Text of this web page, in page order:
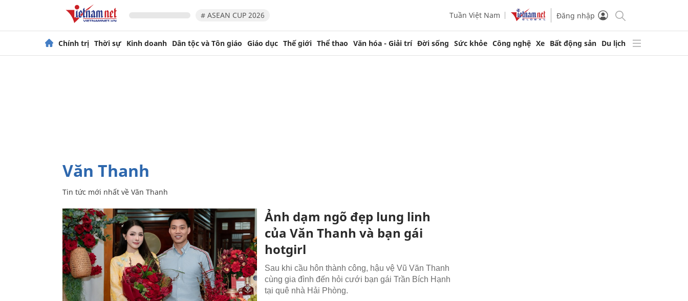
# ASEAN CUP 2026 Tuần Việt Nam Đăng nhập
Chính trị Thời sự Kinh doanh Dân tộc và Tôn giáo Giáo dục Thế giới Thể thao Văn hóa - Giải trí Đời sống Sức khỏe Công nghệ Xe Bất động sản Du lịch
Văn Thanh
Tin tức mới nhất về Văn Thanh
Ảnh dạm ngõ đẹp lung linh
của Văn Thanh và bạn gái
hotgirl
Sau khi cầu hôn thành công, hậu vệ Vũ Văn Thanh
cùng gia đình đến hỏi cưới bạn gái Trần Bích Hạnh
tại quê nhà Hải Phòng.